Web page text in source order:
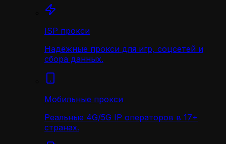
ISP прокси
Надёжные прокси для игр, соцсетей и
сбора данных.
Мобильные прокси
Реальные 4G/5G IP операторов в 17+
странах.